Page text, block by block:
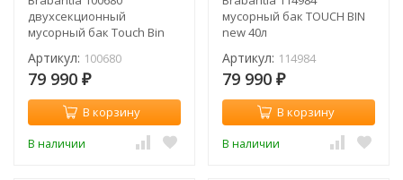
двухсекционный
мусорный бак Touch Bin
Артикул: 100680
79 990 ₽
В корзину
В наличии
мусорный бак TOUCH BIN
new 40л
Артикул: 114984
79 990 ₽
В корзину
В наличии